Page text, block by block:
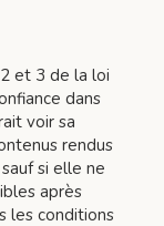
et 3 de la loi
dans
voir sa
rendus
si elle ne
après
les conditions